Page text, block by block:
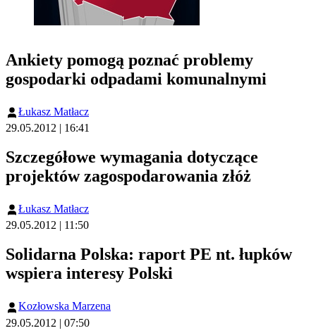
Ankiety pomogą poznać problemy
gospodarki odpadami komunalnymi
Łukasz Matłacz
29.05.2012 | 16:41
Szczegółowe wymagania dotyczące
projektów zagospodarowania złóż
Łukasz Matłacz
29.05.2012 | 11:50
Solidarna Polska: raport PE nt. łupków
wspiera interesy Polski
Kozłowska Marzena
29.05.2012 | 07:50